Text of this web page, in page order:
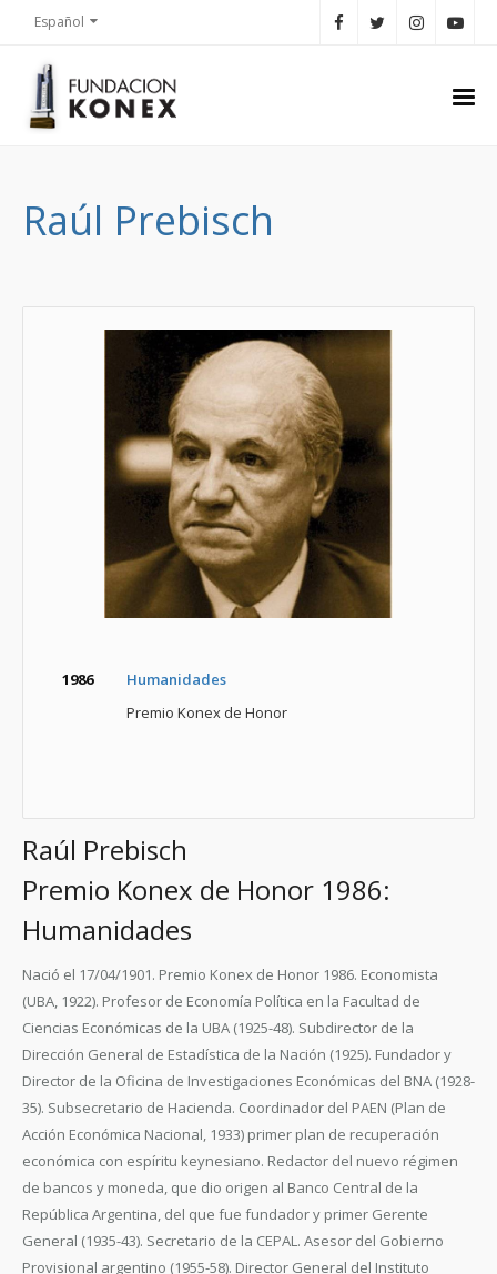
Español
Raúl Prebisch
1986
Humanidades
Premio Konex de Honor
Raúl Prebisch
Premio Konex de Honor 1986:
Humanidades
Nació el 17/04/1901. Premio Konex de Honor 1986. Economista
(UBA, 1922). Profesor de Economía Política en la Facultad de
Ciencias Económicas de la UBA (1925-48). Subdirector de la
Dirección General de Estadística de la Nación (1925). Fundador y
Director de la Oficina de Investigaciones Económicas del BNA (1928-
35). Subsecretario de Hacienda. Coordinador del PAEN (Plan de
Acción Económica Nacional, 1933) primer plan de recuperación
económica con espíritu keynesiano. Redactor del nuevo régimen
de bancos y moneda, que dio origen al Banco Central de la
República Argentina, del que fue fundador y primer Gerente
General (1935-43). Secretario de la CEPAL. Asesor del Gobierno
Provisional argentino (1955-58). Director General del Instituto